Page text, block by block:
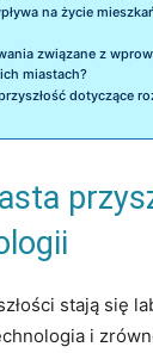
na życie
związane z
miastach?
dotyczące
stają się
i